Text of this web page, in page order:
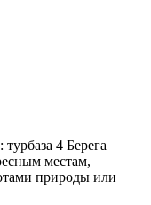
4 Берега
местам,
природы или